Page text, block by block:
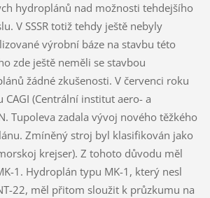
hydroplánů nad možnosti tehdejšího
V SSSR totiž tehdy ještě nebyly
výrobní báze na stavbu této
zde ještě neměli se stavbou
žádné zkušenosti. V červenci roku
CAGI (Centrální institut aero- a
Tupoleva zadala vývoj nového těžkého
Zmíněný stroj byl klasifikován jako
krejser). Z tohoto důvodu měl
1. Hydroplán typu MK-1, který nesl
22, měl přitom sloužit k průzkumu na